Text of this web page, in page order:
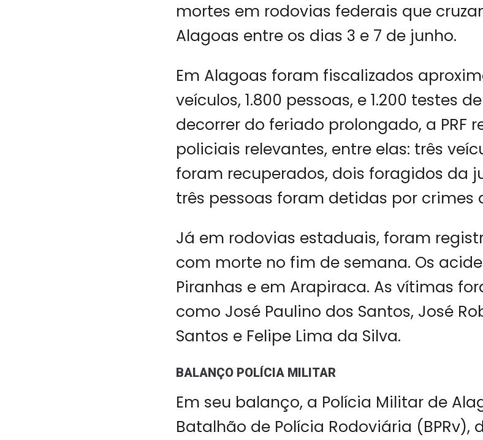
mortes em rodovias federais que
Alagoas entre os dias 3 e 7 de junho.
Em Alagoas foram fiscalizados
veículos, 1.800 pessoas, e 1.200 testes
decorrer do feriado prolongado, a PRF
policiais relevantes, entre elas: três
foram recuperados, dois foragidos da
três pessoas foram detidas por crimes
Já em rodovias estaduais, foram
com morte no fim de semana. Os
Piranhas e em Arapiraca. As vítimas
como José Paulino dos Santos, José
Santos e Felipe Lima da Silva.
BALANÇO POLÍCIA MILITAR
Em seu balanço, a Polícia Militar de
Batalhão de Polícia Rodoviária